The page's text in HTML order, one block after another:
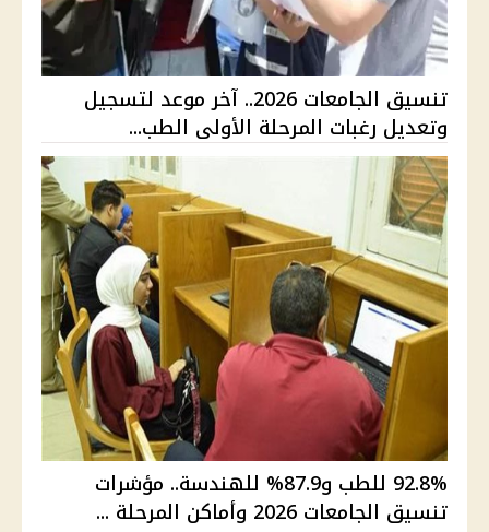
تنسيق الجامعات 2026.. آخر موعد لتسجيل
وتعديل رغبات المرحلة الأولى الطب...
92.8% للطب و87.9% للهندسة.. مؤشرات
تنسيق الجامعات 2026 وأماكن المرحلة ...